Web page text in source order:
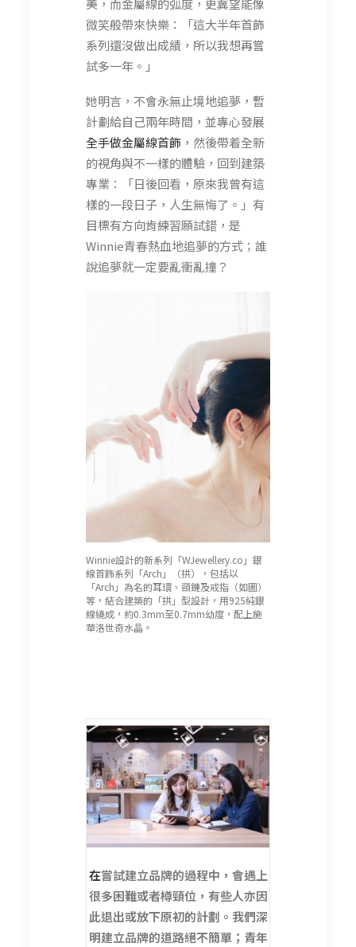
美，而金屬線的弧度，更冀望能像
微笑般帶來快樂：「這大半年首飾
系列還沒做出成績，所以我想再嘗
試多一年。」
她明言，不會永無止境地追夢，暫
計劃給自己兩年時間，並專心發展
全手做金屬線首飾 ，然後帶着全新
的視角與不一樣的體驗，回到建築
專業：「日後回看，原來我曾有這
樣的一段日子，人生無悔了。」有
目標有方向肯練習願試錯，是
Winnie青春熱血地追夢的方式；誰
說追夢就一定要亂衝亂撞？
Winnie設計的新系列「WJewellery.co」銀
線首飾系列「Arch」（拱），包括以
「Arch」為名的耳環、頸鏈及戒指（如圖）
等，結合建築的「拱」型設計，用925純銀
線繞成，約0.3mm至0.7mm幼度，配上施
華洛世奇水晶。
在嘗試建立品牌的過程中，會遇上
很多困難或者樽頸位，有些人亦因
此退出或放下原初的計劃。我們深
明建立品牌的道路絕不簡單；青年